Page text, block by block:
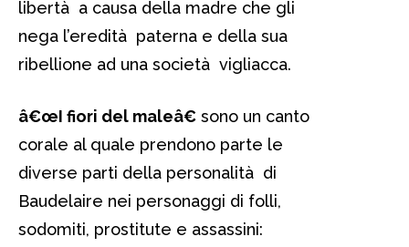
libertà a causa della madre che gli
nega l’eredità paterna e della sua
ribellione ad una società vigliacca.
â€œI fiori del maleâ€ sono un canto
corale al quale prendono parte le
diverse parti della personalità di
Baudelaire nei personaggi di folli,
sodomiti, prostitute e assassini: